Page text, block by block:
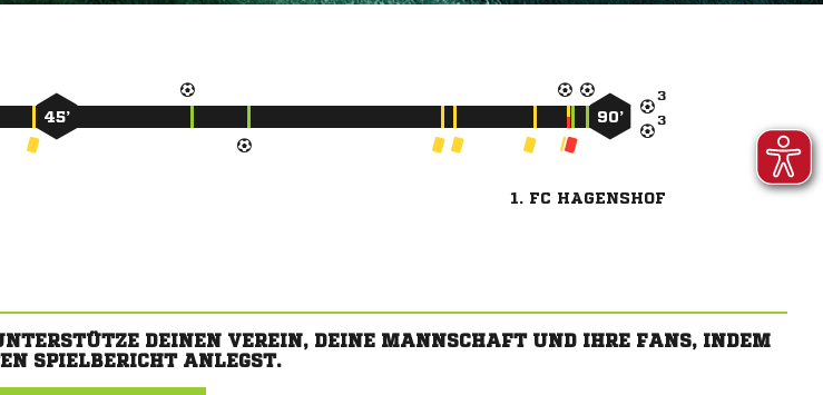


45’ 90’
1. FC HAGENSHOF
DEINEN VEREIN, DEINE MANNSCHAFT UND IHRE FANS, INDEM
SPIELBERICHT ANLEGST.